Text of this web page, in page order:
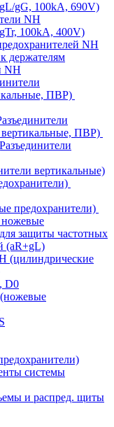
gL/gG, 100kA, 690V)
NH
100kA, 400V)
NH
держателям
NH
ПВР)
вертикальные, ПВР)
вертикальные)
предохранители)
защиты частотных
(aR+gL)
(цилиндрические
D0
системы
и распред. щиты